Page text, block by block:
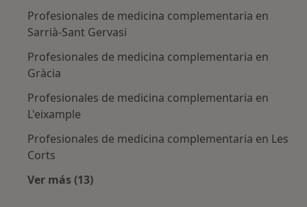
Profesionales de medicina complementaria en
Sarrià-Sant Gervasi
Profesionales de medicina complementaria en
Gràcia
Profesionales de medicina complementaria en
L'eixample
Profesionales de medicina complementaria en Les
Corts
Ver más (13)